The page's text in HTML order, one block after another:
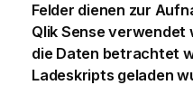
Felder dienen zur
Qlik Senseverwendet
die Daten betrachtet
Ladeskripts geladen